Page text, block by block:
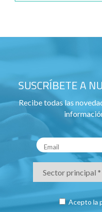
SUSCRÍBETE A
Recibe todas las
Acepto la